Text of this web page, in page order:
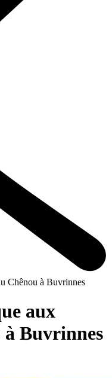
Chênou à Buvrinnes
aux
Buvrinnes